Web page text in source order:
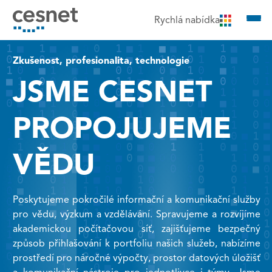
na obsah Rychlá nabídka
Zkušenost, profesionalita, technologie
JSME CESNET
PROPOJUJEME
VĚDU
Poskytujeme pokročilé informační a komunikační služby
pro vědu, výzkum a vzdělávání. Spravujeme a rozvíjíme
akademickou počítačovou síť, zajišťujeme bezpečný
způsob přihlašování k portfoliu našich služeb, nabízíme
prostředí pro náročné výpočty, prostor datových úložišť